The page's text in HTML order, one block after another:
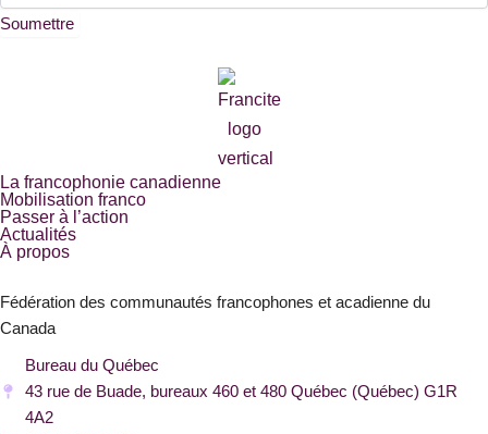
Soumettre
La francophonie canadienne
Mobilisation franco
Passer à l’action
Actualités
À propos
Fédération des communautés francophones et acadienne du
Canada
Bureau du Québec
43 rue de Buade, bureaux 460 et 480 Québec (Québec) G1R
4A2